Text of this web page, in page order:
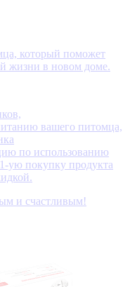
который поможет
жизни в новом доме.
вашего питомца,
по использованию
ую покупку продукта
и счастливым!